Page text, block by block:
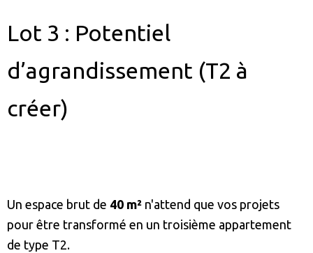
Lot 3 : Potentiel
d’agrandissement (T2 à
créer)
Un espace brut de 40 m² n'attend que vos projets
pour être transformé en un troisième appartement
de type T2.